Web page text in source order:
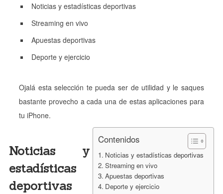
Noticias y estadísticas deportivas
Streaming en vivo
Apuestas deportivas
Deporte y ejercicio
Ojalá esta selección te pueda ser de utilidad y le saques
bastante provecho a cada una de estas aplicaciones para
tu iPhone.
Contenidos
Noticias y estadísticas deportivas
Streaming en vivo
Apuestas deportivas
Deporte y ejercicio
Noticias y
estadísticas
deportivas